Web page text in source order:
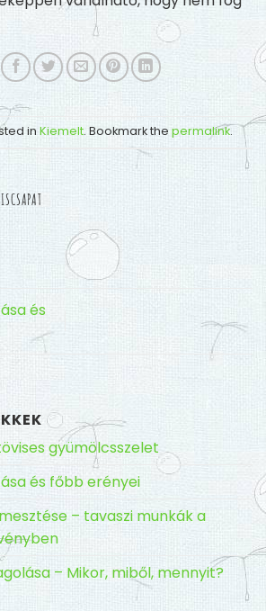
gyümölcsszelet
és főbb erényei
– tavaszi munkák a
– Mikor, miből, mennyit?
in Kiemelt. Bookmark the permalink.
és